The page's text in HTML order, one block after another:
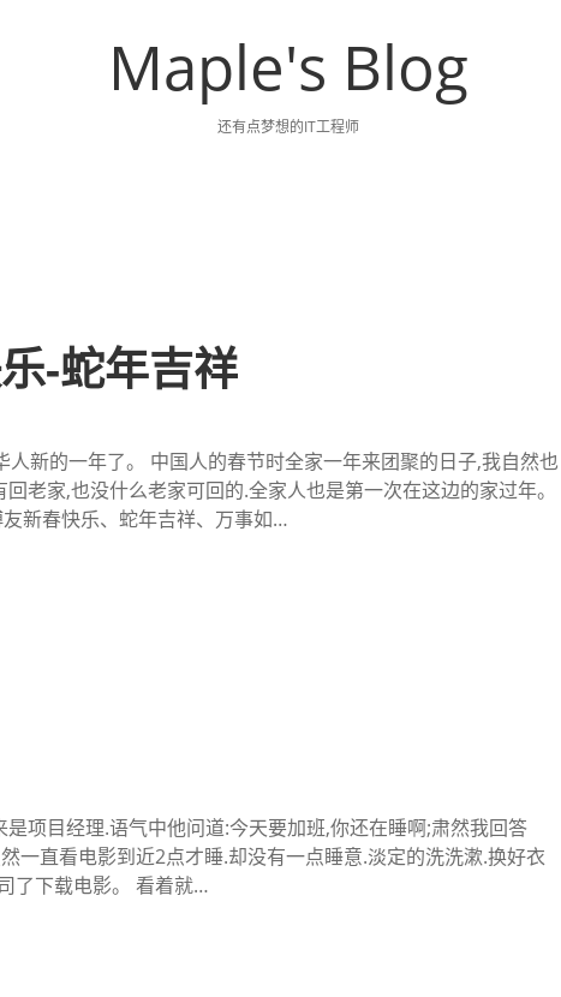
Maple's Blog
还有点梦想的IT工程师
-蛇年吉祥
新的一年了。 中国人的春节时全家一年来团聚的日子,我自然也
老家,也没什么老家可回的.全家人也是第一次在这边的家过年。
新春快乐、蛇年吉祥、万事如…
项目经理.语气中他问道:今天要加班,你还在睡啊;肃然我回答
一直看电影到近2点才睡.却没有一点睡意.淡定的洗洗漱.换好衣
了下载电影。 看着就…